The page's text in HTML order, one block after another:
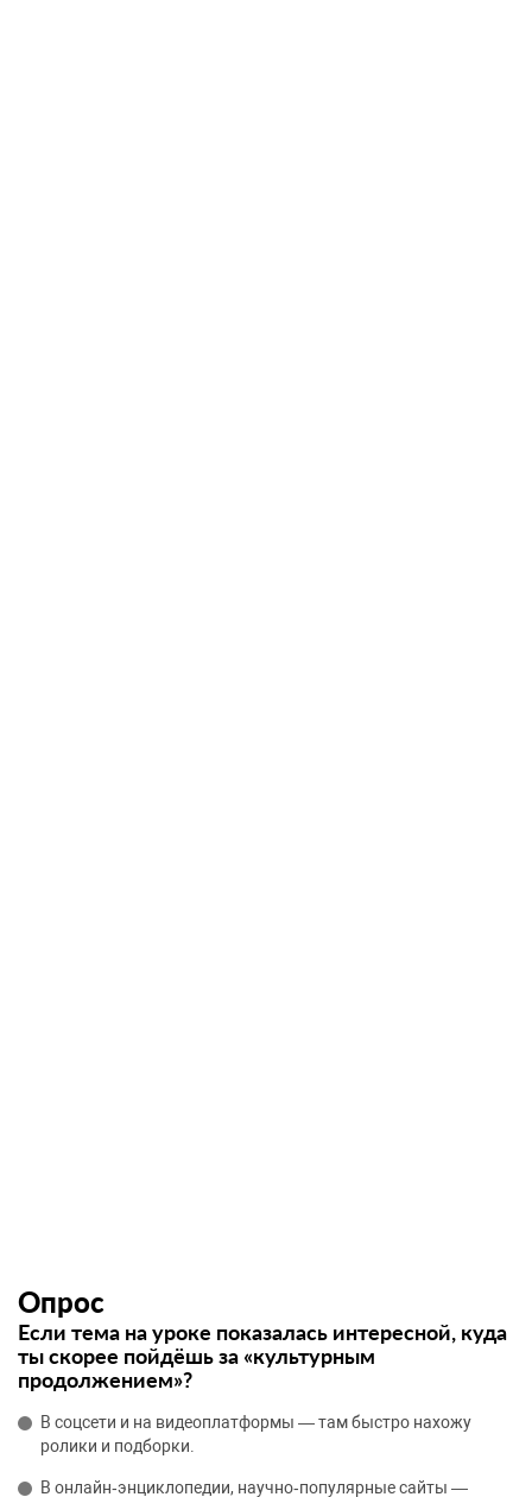
Опрос
Если тема на уроке показалась интересной, куда
ты скорее пойдёшь за «культурным
продолжением»?
В соцсети и на видеоплатформы — там быстро нахожу
ролики и подборки.
В онлайн‑энциклопедии, научно‑популярные сайты —